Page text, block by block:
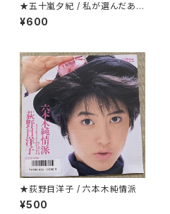
★五十嵐夕紀 / 私が選んだあな
たです
¥600
★荻野目洋子 / 六本木純情派
¥500